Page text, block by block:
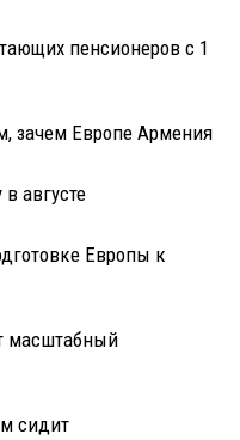
пенсионеров с 1
зачем Европе Армения
августе
Европы к
масштабный
сидит